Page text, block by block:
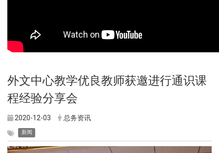
外文中心教学优良教师获邀进行通识课
程经验分享会
2020-12-03 总务资讯
新闻